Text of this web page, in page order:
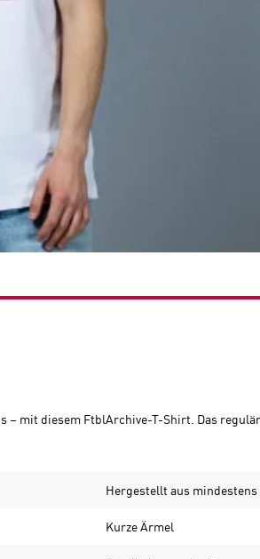
– mit diesem FtblArchive-T-Shirt. Das
Hergestellt aus
Kurze Ärmel